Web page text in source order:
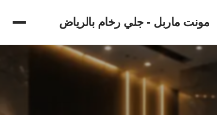
مونت ماربل - جلي رخام بالرياض